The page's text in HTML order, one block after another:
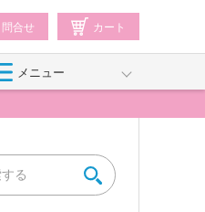
問合せ カート
メニュー